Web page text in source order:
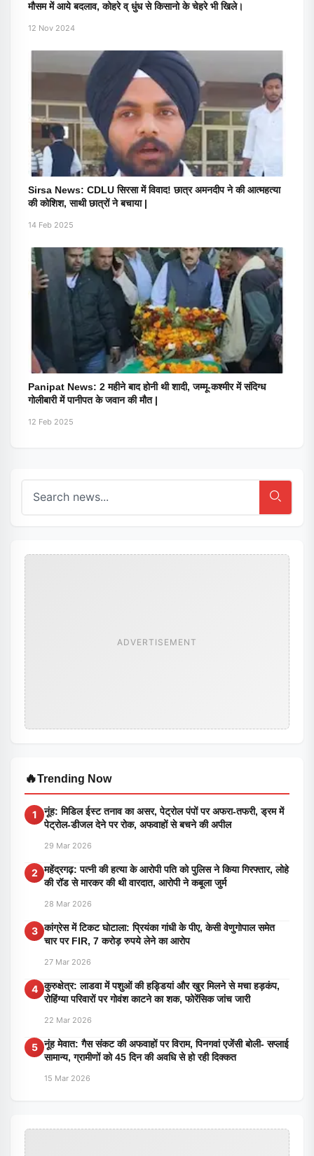
मौसम में आये बदलाव, कोहरे व् धुंध से किसानो के चेहरे भी खिले।
12 Nov 2024
Sirsa News: CDLU सिरसा में विवाद! छात्र अमनदीप ने की आत्महत्या
की कोशिश, साथी छात्रों ने बचाया |
14 Feb 2025
Panipat News: 2 महीने बाद होनी थी शादी, जम्मू-कश्मीर में संदिग्ध
गोलीबारी में पानीपत के जवान की मौत |
12 Feb 2025
ADVERTISEMENT
🔥Trending Now
1
नूंह: मिडिल ईस्ट तनाव का असर, पेट्रोल पंपों पर अफरा-तफरी, ड्रम में
पेट्रोल-डीजल देने पर रोक, अफवाहों से बचने की अपील
29 Mar 2026
2
महेंद्रगढ़: पत्नी की हत्या के आरोपी पति को पुलिस ने किया गिरफ्तार, लोहे
की रॉड से मारकर की थी वारदात, आरोपी ने कबूला जुर्म
28 Mar 2026
3 कांग्रेस में टिकट घोटाला: प्रियंका गांधी के पीए, केसी वेणुगोपाल समेत
चार पर FIR, 7 करोड़ रुपये लेने का आरोप
27 Mar 2026
4 कुरुक्षेत्र: लाडवा में पशुओं की हड्डियां और खुर मिलने से मचा हड़कंप,
रोहिंग्या परिवारों पर गोवंश काटने का शक, फोरेंसिक जांच जारी
22 Mar 2026
5 नूंह मेवात: गैस संकट की अफवाहों पर विराम, पिनगवां एजेंसी बोली- सप्लाई
सामान्य, ग्रामीणों को 45 दिन की अवधि से हो रही दिक्कत
15 Mar 2026